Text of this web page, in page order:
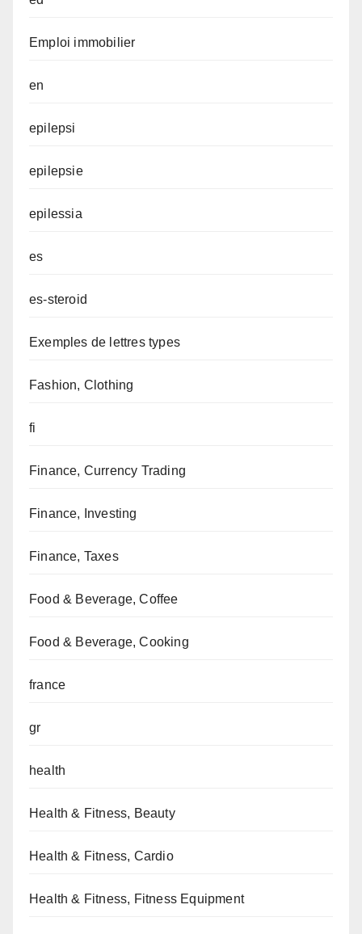
Emploi immobilier
en
epilepsi
epilepsie
epilessia
es
es-steroid
Exemples de lettres types
Fashion, Clothing
fi
Finance, Currency Trading
Finance, Investing
Finance, Taxes
Food & Beverage, Coffee
Food & Beverage, Cooking
france
gr
health
Health & Fitness, Beauty
Health & Fitness, Cardio
Health & Fitness, Fitness Equipment